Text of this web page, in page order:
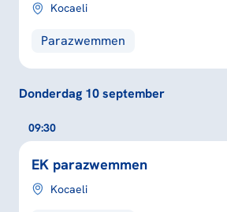
Kocaeli
Parazwemmen
Donderdag 10 september
09:30
EK parazwemmen
Kocaeli